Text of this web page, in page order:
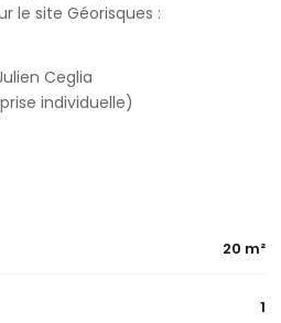
le site Géorisques :
Ceglia
individuelle)
20 m²
1